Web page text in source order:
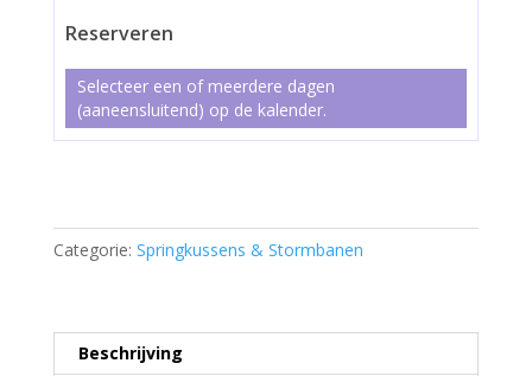
Reserveren
Selecteer een of meerdere dagen
(aaneensluitend) op de kalender.
Hawaii
aantal
Categorie: Springkussens & Stormbanen
Beschrijving